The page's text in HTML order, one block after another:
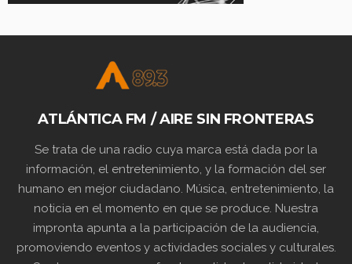
ATLÁNTICA FM / AIRE SIN FRONTERAS
Se trata de una radio cuya marca está dada por la
información, el entretenimiento, y la formación del ser
humano en mejor ciudadano. Música, entretenimiento, la
noticia en el momento en que se produce. Nuestra
impronta apunta a la participación de la audiencia,
promoviendo eventos y actividades sociales y culturales.